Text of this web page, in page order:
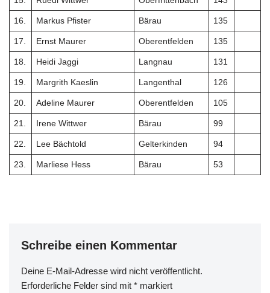
16. Markus Pfister Bärau 135
17. Ernst Maurer Oberentfelden 135
18. Heidi Jaggi Langnau 131
19. Margrith Kaeslin Langenthal 126
20. Adeline Maurer Oberentfelden 105
21. Irene Wittwer Bärau 99
22. Lee Bächtold Gelterkinden 94
23. Marliese Hess Bärau 53
Schreibe einen Kommentar
Deine E-Mail-Adresse wird nicht veröffentlicht.
Erforderliche Felder sind mit * markiert